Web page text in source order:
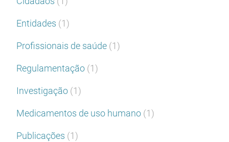
Entidades (1)
Profissionais de saúde (1)
Regulamentação (1)
Investigação (1)
Medicamentos de uso humano (1)
Publicações (1)